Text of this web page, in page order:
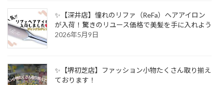
✨【深井店】憧れのリファ（ReFa）ヘアアイロン
が入荷！驚きのリユース価格で美髪を手に入れよう
2026年5月9日
✨【堺初芝店】ファッション小物たくさん取り揃え
ております！